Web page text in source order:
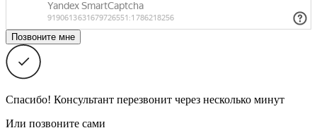
Спасибо! Консультант перезвонит через несколько минут
Или позвоните сами